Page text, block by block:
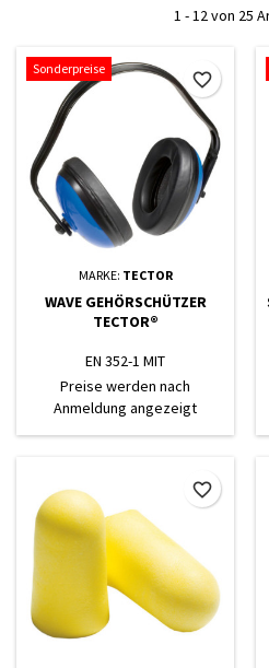
1 - 12 von 25
Sonderpreise
MARKE: TECTOR
WAVE GEHÖRSCHÜTZER
TECTOR®
EN 352-1 MIT
KUNSTSTOFFBÜGEL, BLAU
Preise werden nach
Anmeldung angezeigt
favorite_border
favorite_border